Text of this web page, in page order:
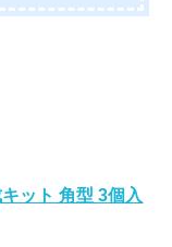
ット 角型 3個入